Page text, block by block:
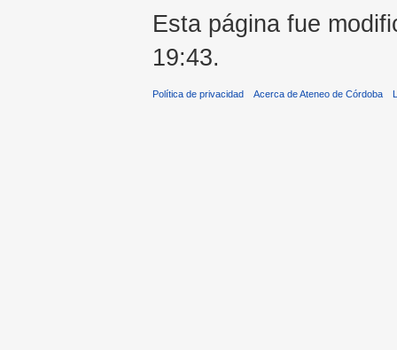
Esta página fue
19:43.
Política de privacidad Acerca de Ateneo de Córdoba